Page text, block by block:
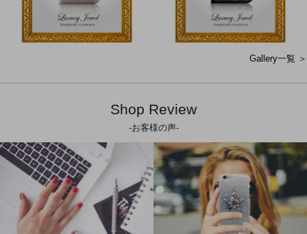
Gallery一覧 ＞
Shop Review
-お客様の声-